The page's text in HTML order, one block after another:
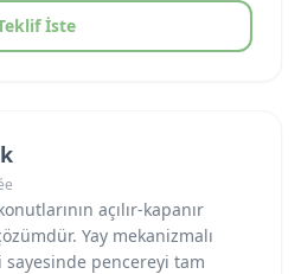
İste
açılır-kapanır
Yay mekanizmalı
pencereyi tam